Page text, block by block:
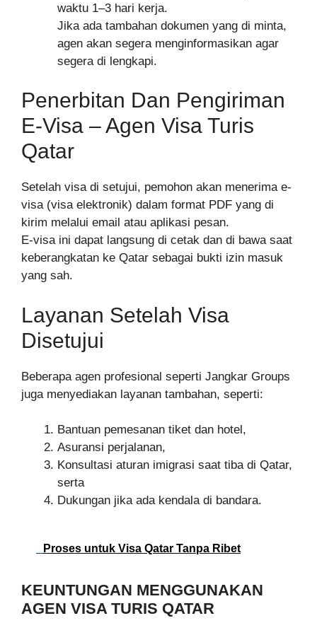
waktu 1–3 hari kerja.
Jika ada tambahan dokumen yang di minta,
agen akan segera menginformasikan agar
segera di lengkapi.
Penerbitan Dan Pengiriman
E-Visa – Agen Visa Turis
Qatar
Setelah visa di setujui, pemohon akan menerima e-
visa (visa elektronik) dalam format PDF yang di
kirim melalui email atau aplikasi pesan.
E-visa ini dapat langsung di cetak dan di bawa saat
keberangkatan ke Qatar sebagai bukti izin masuk
yang sah.
Layanan Setelah Visa
Disetujui
Beberapa agen profesional seperti Jangkar Groups
juga menyediakan layanan tambahan, seperti:
Bantuan pemesanan tiket dan hotel,
Asuransi perjalanan,
Konsultasi aturan imigrasi saat tiba di Qatar,
serta
Dukungan jika ada kendala di bandara.
Proses untuk Visa Qatar Tanpa Ribet
KEUNTUNGAN MENGGUNAKAN
AGEN VISA TURIS QATAR